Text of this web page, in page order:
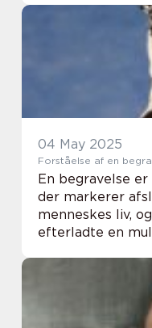
København
04 May 2025
Forståelse af en
En begravelse
der markerer
menneskes liv,
efterladte en
også en tid til